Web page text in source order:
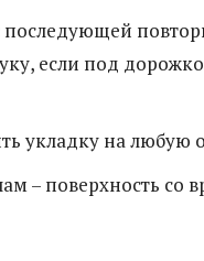
если под
укладку на любую
– поверхность со